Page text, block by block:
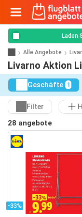
Laden
Alle Angebote
Livarno Aktion
Geschäfte 1
Filter
28 angebote
-33%